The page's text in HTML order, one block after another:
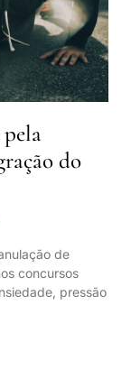
do
de
concursos
pressão